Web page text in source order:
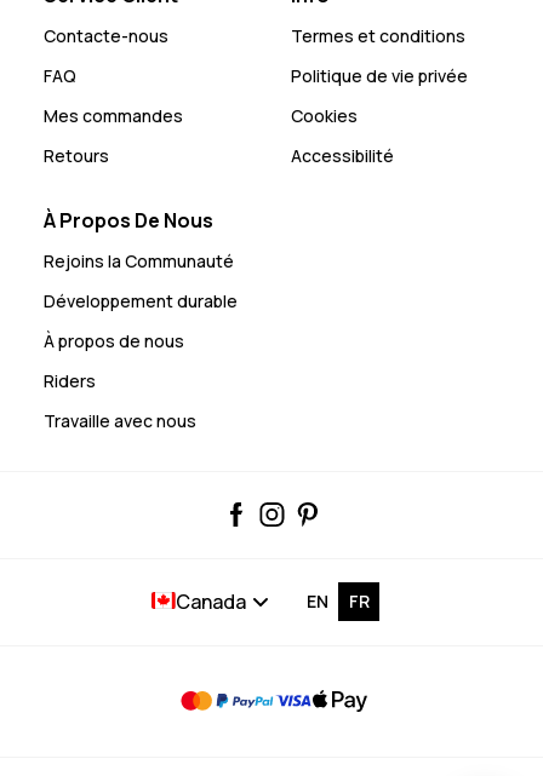
Contacte-nous
FAQ
Mes commandes
Retours
Termes et conditions
Politique de vie privée
Cookies
Accessibilité
À Propos De Nous
Rejoins la Communauté
Développement durable
À propos de nous
Riders
Travaille avec nous
EN FR
Canada